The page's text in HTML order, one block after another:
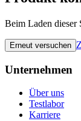
Beim Laden dieser
Erneut versuchen
Unternehmen
Über uns
Testlabor
Karriere